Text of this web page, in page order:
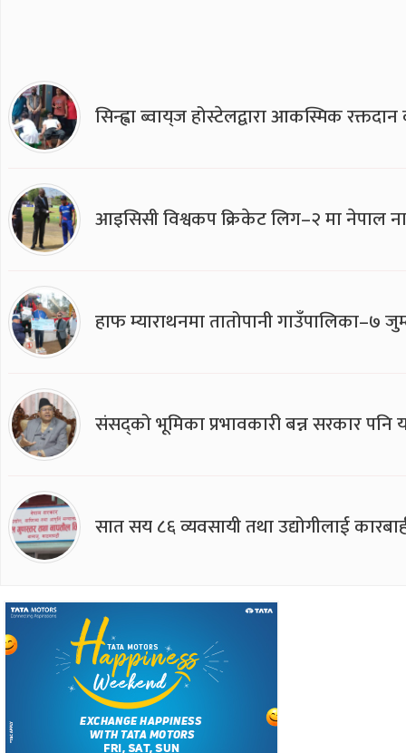
सिन्ह्वा ब्वाय्‌ज होस्टेलद्वारा आकस्मिक
आइसिसी विश्वकप क्रिकेट लिग–२ मा नेपाल
हाफ म्याराथनमा तातोपानी गाउँपालिका–७
संसद्को भूमिका प्रभावकारी बन्न सरकार पनि
सात सय ८६ व्यवसायी तथा उद्योगीलाई